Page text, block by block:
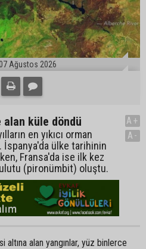
Ağustos 2026
alan küle döndü
en yıkıcı orman
İspanya'da ülke tarihinin
Fransa'da ise ilk kez
(pironümbit) oluştu.
A+
A-
alan yangınlar, yüz binlerce